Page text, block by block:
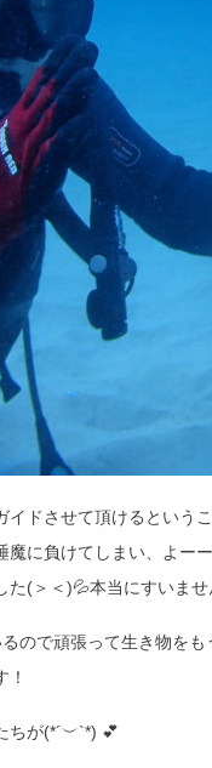
ドさせて頂けるという
に負けてしまい、よー
(＞＜)💦本当にすいませ
ので頑張って生き物を
ちが(*´︶`*) 💕